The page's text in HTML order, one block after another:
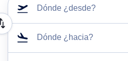
Dónde ¿desde?
Dónde ¿hacia?